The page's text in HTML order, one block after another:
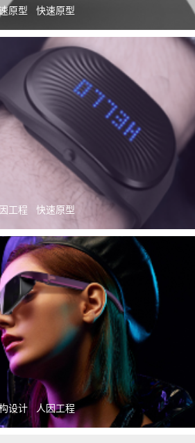
原型 快速原型
工程 快速原型
设计 人因工程